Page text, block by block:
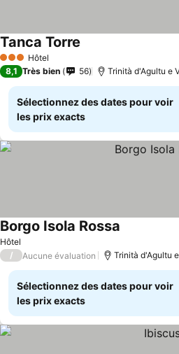
3 ÉtoilesHôtel
Tanca Torre
8,1 Très bien 56 Trinità d'Agultu e
Sélectionnez des dates pour voir
les prix exacts
Hôtel
Borgo Isola Rossa
/ Aucune évaluation Trinità d'Agultu
Sélectionnez des dates pour voir
les prix exacts